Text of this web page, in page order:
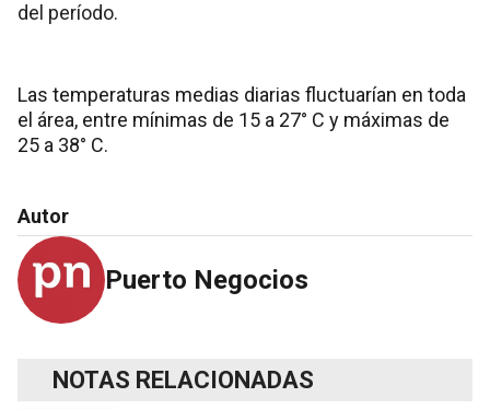
del período.
Las temperaturas medias diarias fluctuarían en toda
el área, entre mínimas de 15 a 27° C y máximas de
25 a 38° C.
Autor
Puerto Negocios
NOTAS RELACIONADAS